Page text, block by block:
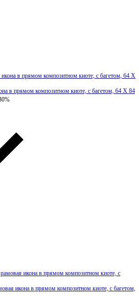
в прямом композитном киоте, с багетом, 64 Х 84
икона в прямом композитном киоте, с багетом,